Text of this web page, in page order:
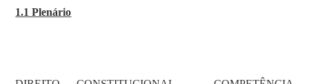
1.1 Plenário